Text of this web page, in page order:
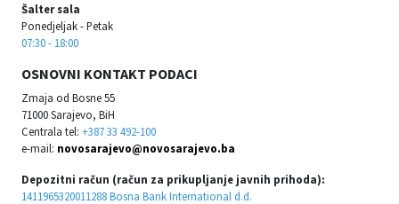
Šalter sala
Ponedjeljak - Petak
07:30 - 18:00
OSNOVNI KONTAKT PODACI
Zmaja od Bosne 55
71000 Sarajevo, BiH
Centrala tel: +387 33 492-100
e-mail: novosarajevo@novosarajevo.ba
Depozitni račun (račun za prikupljanje javnih prihoda):
1411965320011288 Bosna Bank International d.d.